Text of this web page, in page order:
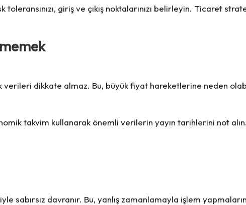
toleransınızı, giriş ve çıkış noktalarınızı belirleyin. Ticaret
verileri dikkate almaz. Bu, büyük fiyat hareketlerine neden
takvim kullanarak önemli verilerin yayın tarihlerini not
sabırsız davranır. Bu, yanlış zamanlamayla işlem